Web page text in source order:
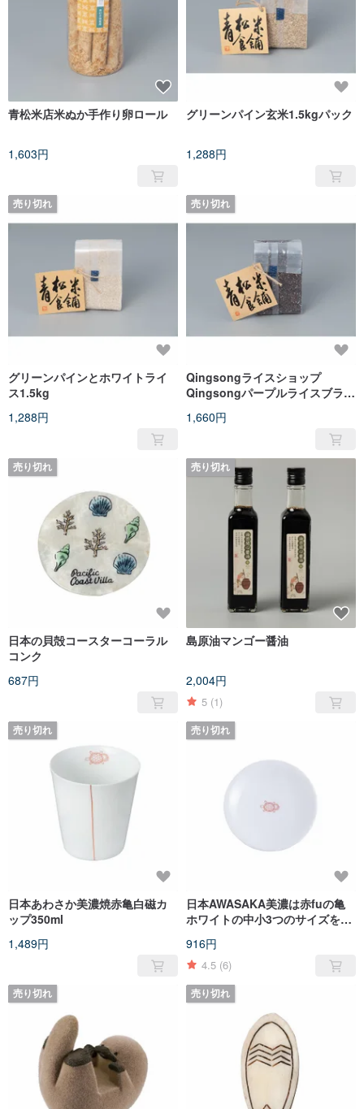
青松米店米ぬか手作り卵ロール
1,603円
グリーンパイン玄米1.5kgパック
1,288円
売り切れ
グリーンパインとホワイトライ
ス1.5kg
1,288円
売り切れ
Qingsongライスショップ
Qingsongパープルライスブラッ
1,660円
売り切れ
日本の貝殻コースターコーラル
コンク
687円
売り切れ
島原油マンゴー醤油
2,004円
5 (1)
売り切れ
日本あわさか美濃焼赤亀白磁カ
ップ350ml
1,489円
売り切れ
日本AWASAKA美濃は赤fuの亀
ホワイトの中小3つのサイズを焼
916円
4.5 (6)
売り切れ 売り切れ